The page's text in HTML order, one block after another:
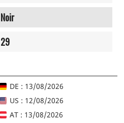
Noir
29
DE : 13/08/2026
US : 12/08/2026
AT : 13/08/2026